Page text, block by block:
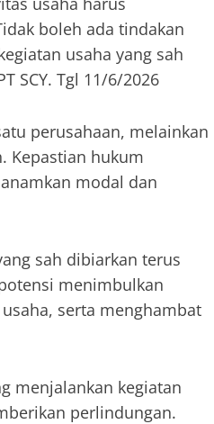
boleh ada tindakan
usaha yang sah
SCY. Tgl 11/6/2026
perusahaan, melainkan
Kepastian hukum
modal dan
sah dibiarkan terus
menimbulkan
serta menghambat
menjalankan kegiatan
perlindungan.